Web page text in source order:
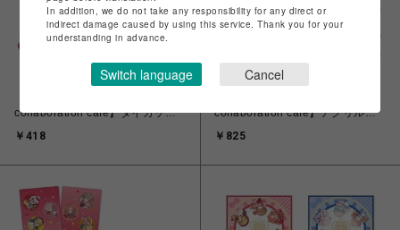
collaboration cafe】ダイカット
￥418
collaboration cafe】アクリルブ
￥825
In addition, we do not take any responsibility for any direct or
indirect damage caused by using this service. Thank you for your
understanding in advance.
Switch language Cancel